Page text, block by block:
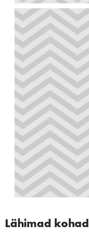
Lähimad kohad